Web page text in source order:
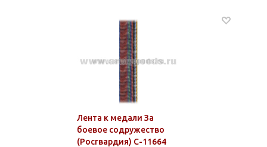
Лента к медали За
боевое содружество
(Росгвардия) С-11664